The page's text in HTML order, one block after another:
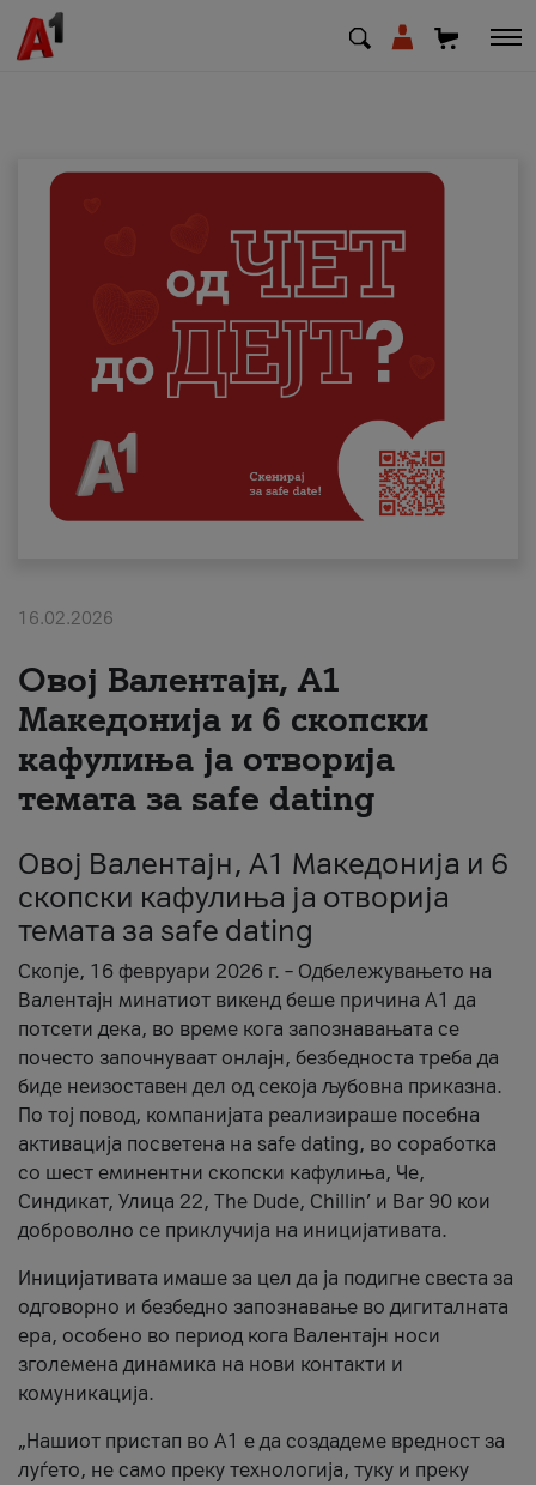
Деловни
Поддршка
Надополни кредит
Плати сметка
#ПодобарОнлајн
16.02.2026
Овој Валентајн, A1
Македонија и 6 скопски
кафулиња ја отворија
темата за safe dating
Овој Валентајн, A1 Македонија и 6
скопски кафулиња ја отворија
темата за safe dating
Скопје, 16 февруари 2026 г. – Одбележувањето на
Валентајн минатиот викенд беше причина А1 да
потсети дека, во време кога запознавањата се
почесто започнуваат онлајн, безбедноста треба да
биде неизоставен дел од секоја љубовна приказна.
По тој повод, компанијата реализираше посебна
активација посветена на safe dating, во соработка
со шест еминентни скопски кафулиња, Че,
Синдикат, Улица 22, The Dude, Chillin’ и Bar 90 кои
доброволно се приклучија на иницијативата.
Иницијативата имаше за цел да ја подигне свеста за
одговорно и безбедно запознавање во дигиталната
ера, особено во период кога Валентајн носи
зголемена динамика на нови контакти и
комуникација.
„Нашиот пристап во А1 е да создадеме вредност за
луѓето, не само преку технологија, туку и преку